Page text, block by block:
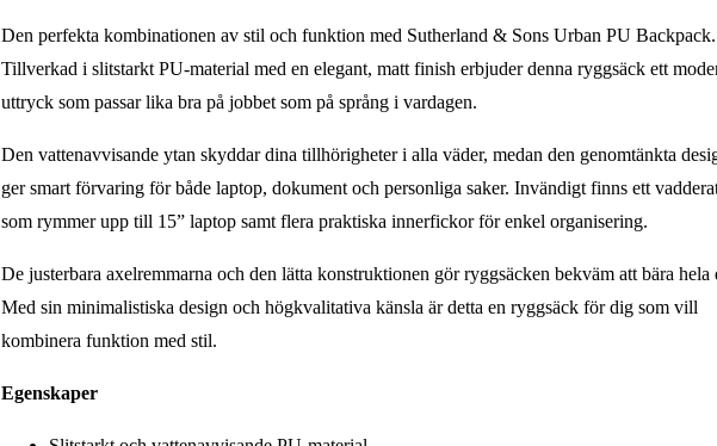
Den perfekta kombinationen av stil och funktion med Sutherland & Sons Urban PU Backpack.
Tillverkad i slitstarkt PU-material med en elegant, matt finish erbjuder denna ryggsäck ett
uttryck som passar lika bra på jobbet som på språng i vardagen.
Den vattenavvisande ytan skyddar dina tillhörigheter i alla väder, medan den genomtänkta
ger smart förvaring för både laptop, dokument och personliga saker. Invändigt finns ett
som rymmer upp till 15” laptop samt flera praktiska innerfickor för enkel organisering.
De justerbara axelremmarna och den lätta konstruktionen gör ryggsäcken bekväm att bära hela
Med sin minimalistiska design och högkvalitativa känsla är detta en ryggsäck för dig som vill
kombinera funktion med stil.
Egenskaper